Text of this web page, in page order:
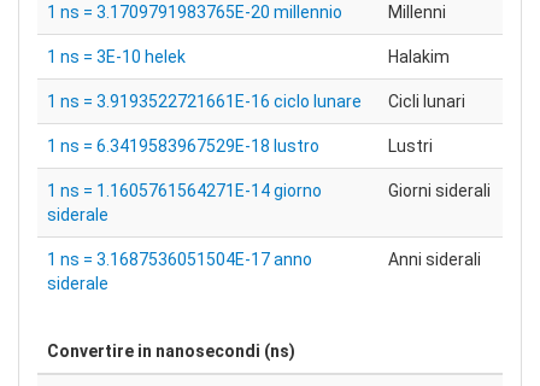
1 ns = 3.1709791983765E-20 millennio Millenni
1 ns = 3E-10 helek Halakim
1 ns = 3.9193522721661E-16 ciclo lunare Cicli lunari
1 ns = 6.3419583967529E-18 lustro Lustri
1 ns = 1.1605761564271E-14 giorno
siderale
Giorni siderali
1 ns = 3.1687536051504E-17 anno
siderale
Anni siderali
Convertire in nanosecondi (ns)